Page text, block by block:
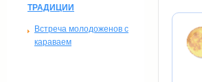
ТРАДИЦИИ
Встреча молодоженов с
караваем